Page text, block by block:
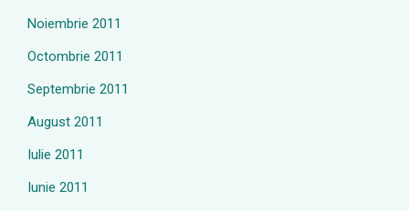
Noiembrie 2011
Octombrie 2011
Septembrie 2011
August 2011
Iulie 2011
Iunie 2011